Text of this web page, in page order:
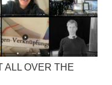
ALL OVER THE